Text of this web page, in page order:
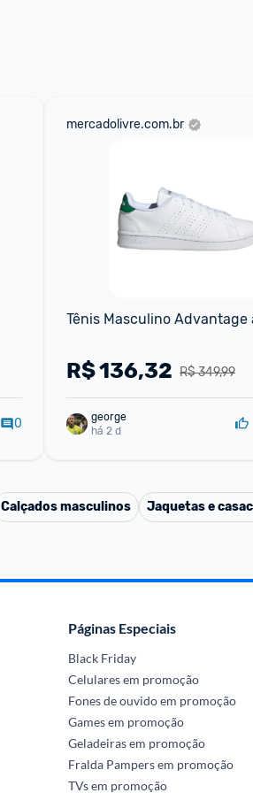
0
mercadolivre.com.br
Tênis Masculino Advantage
R$ 349,99
R$136,32
george
há 2 d
Calçados masculinos Jaquetas e
Páginas Especiais
Black Friday
Celulares em promoção
Fones de ouvido em promoção
Games em promoção
Geladeiras em promoção
Fralda Pampers em promoção
TVs em promoção